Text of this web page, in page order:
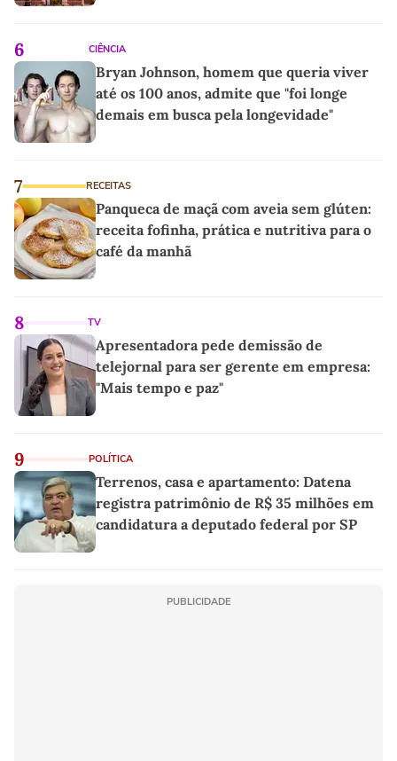
6 CIÊNCIA
Bryan Johnson, homem que queria viver
até os 100 anos, admite que "foi longe
demais em busca pela longevidade"
7 RECEITAS
Panqueca de maçã com aveia sem glúten:
receita fofinha, prática e nutritiva para o
café da manhã
8 TV
Apresentadora pede demissão de
telejornal para ser gerente em empresa:
"Mais tempo e paz"
9 POLÍTICA
Terrenos, casa e apartamento: Datena
registra patrimônio de R$ 35 milhões em
candidatura a deputado federal por SP
PUBLICIDADE